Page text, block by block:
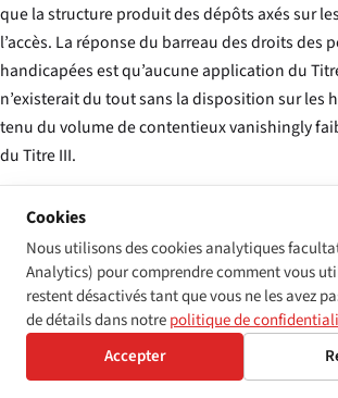
que la structure produit des dépôts axés sur
l’accès. La réponse du barreau des droits des
handicapées est qu’aucune application du
n’existerait du tout sans la disposition sur les
tenu du volume de contentieux vanishingly
du Titre III.
La réponse des droits des personnes
Disability Rights Advocates, le Disability
Defense Fund, la National Federation of
National Association of the Deaf ont
argument structurel : le Titre III ne contient
dommages ; le DOJ ne dépose presque
sur les sites web de sa propre initiative ; si
Cookies
Nous utilisons des cookies analytiques
Analytics) pour comprendre comment vous
restent désactivés tant que vous ne les avez
de détails dans notrepolitique de
Accepter